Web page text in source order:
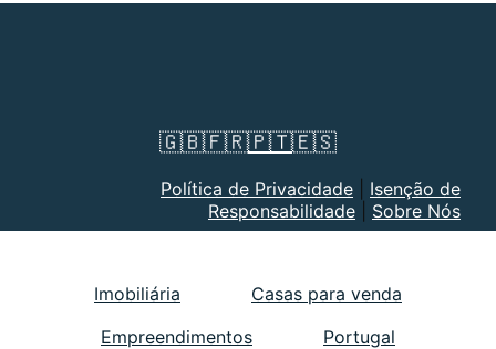
🇬🇧🇫🇷🇵🇹🇪🇸
Política de Privacidade
Isenção de
Responsabilidade
Sobre Nós
Imobiliária
Casas para venda
Empreendimentos
Portugal